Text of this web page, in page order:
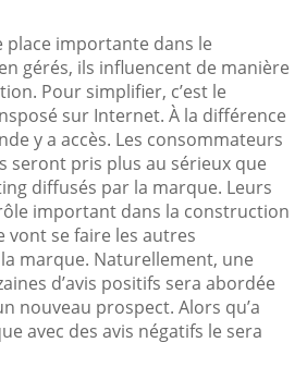
place importante dans le
gérés, ils influencent de manière
Pour simplifier, c’est le
sur Internet. À la différence
y a accès. Les consommateurs
seront pris plus au sérieux que
diffusés par la marque. Leurs
important dans la construction
vont se faire les autres
marque. Naturellement, une
d’avis positifs sera abordée
nouveau prospect. Alors qu’a
avec des avis négatifs le sera